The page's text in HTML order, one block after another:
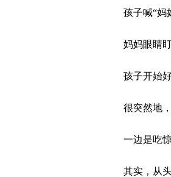
孩子喊“妈
妈妈眼睛
孩子开始
很突然地
一边是吃
其实，从